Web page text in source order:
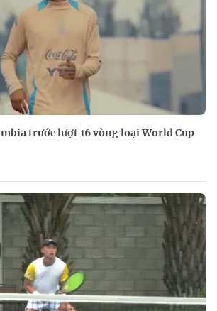
trước lượt 16 vòng loại World Cup